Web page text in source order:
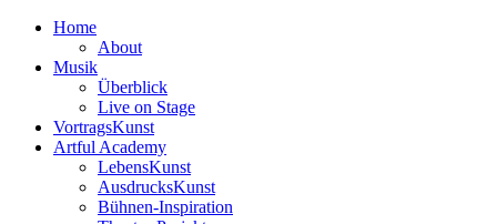
Home
About
Musik
Überblick
Live on Stage
VortragsKunst
Artful Academy
LebensKunst
AusdrucksKunst
Bühnen-Inspiration